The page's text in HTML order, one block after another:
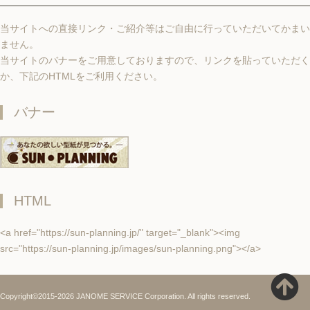
当サイトへの直接リンク・ご紹介等はご自由に行っていただいてかまい
ません。
当サイトのバナーをご用意しておりますので、リンクを貼っていただく
か、下記のHTMLをご利用ください。
バナー
HTML
<a href="https://sun-planning.jp/" target="_blank"><img
src="https://sun-planning.jp/images/sun-planning.png"></a>
Copyright©2015-2026 JANOME SERVICE Corporation. All rights reserved.